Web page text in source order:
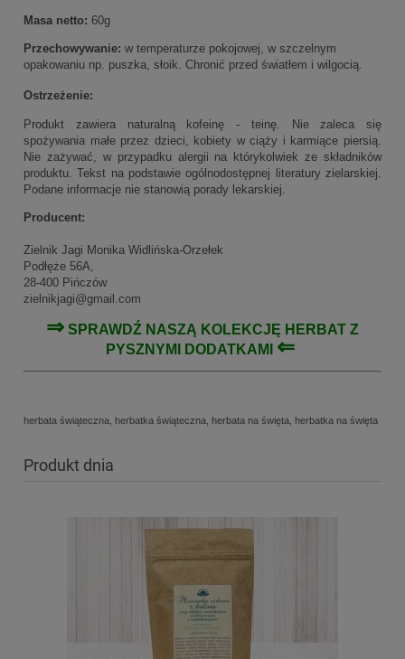
Masa netto: 60g
Przechowywanie: w temperaturze pokojowej, w szczelnym
opakowaniu np. puszka, słoik. Chronić przed światłem i wilgocią.
Ostrzeżenie:
Produkt zawiera naturalną kofeinę - teinę. Nie zaleca się
spożywania małe przez dzieci, kobiety w ciąży i karmiące piersią.
Nie zażywać, w przypadku alergii na którykolwiek ze składników
produktu. Tekst na podstawie ogólnodostępnej literatury zielarskiej.
Podane informacje nie stanowią porady lekarskiej.
Producent:
Zielnik Jagi Monika Widlińska-Orzełek
Podłęże 56A,
28-400 Pińczów
zielnikjagi@gmail.com
⇒ SPRAWDŹ NASZĄ KOLEKCJĘ HERBAT Z
PYSZNYMI DODATKAMI ⇐
herbata świąteczna, herbatka świąteczna, herbata na święta, herbatka na święta
Produkt dnia